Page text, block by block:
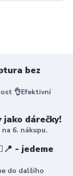
bez
👌Efektivní
jako dárečky!
6. nákupu.
- jedeme
do dalšího